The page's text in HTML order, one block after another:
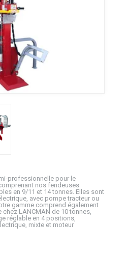
professionnelle pour le
nos fendeuses
en 9/11 et 14 tonnes. Elles sont
avec pompe tracteur ou
gamme comprend également
LANCMAN de 10 tonnes,
réglable en 4 positions,
mixte et moteur